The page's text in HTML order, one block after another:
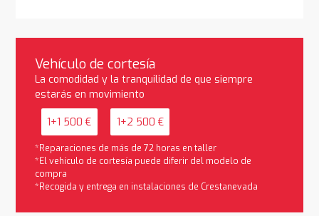
Vehículo de cortesía
La comodidad y la tranquilidad de que siempre
estarás en movimiento
1+1 500 € 1+2 500 €
*Reparaciones de más de 72 horas en taller
*El vehículo de cortesía puede diferir del modelo de
compra
*Recogida y entrega en instalaciones de Crestanevada